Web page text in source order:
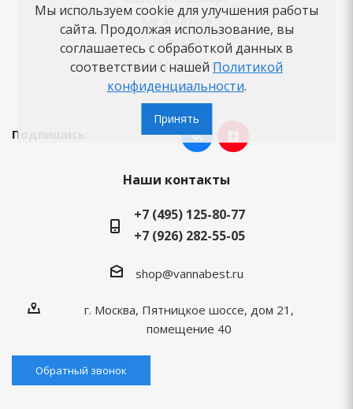
Как заказать
Новости
Вопросы-ответы
Бренды
Подпишись:
Наши контакты
+7 (495) 125-80-77
+7 (926) 282-55-05
shop@vannabest.ru
г. Москва, Пятницкое шоссе, дом 21,
помещение 40
Обратный звонок
Мы используем cookie для улучшения работы
сайта. Продолжая использование, вы
соглашаетесь с обработкой данных в
соответствии с нашей Политикой
конфиденциальности.
Принять